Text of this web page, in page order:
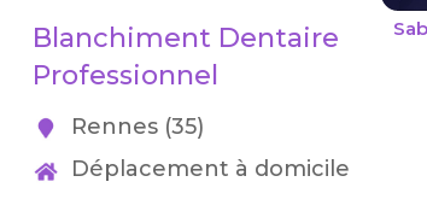
Blanchiment Dentaire
Professionnel
Rennes (35)
Déplacement à domicile